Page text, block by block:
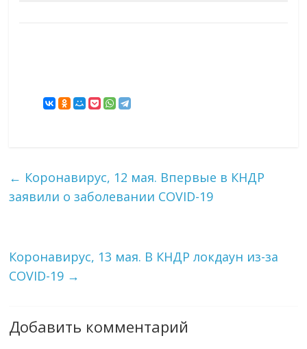
← Коронавирус, 12 мая. Впервые в КНДР
заявили о заболевании COVID-19
Коронавирус, 13 мая. В КНДР локдаун из-за
COVID-19 →
Добавить комментарий